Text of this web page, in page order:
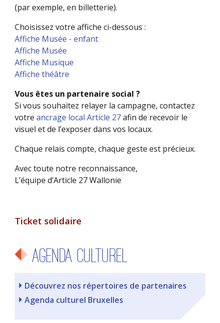
(par exemple, en billetterie).
Choisissez votre affiche ci-dessous :
Affiche Musée - enfant
Affiche Musée
Affiche Musique
Affiche théâtre
Vous êtes un partenaire social ?
Si vous souhaitez relayer la campagne, contactez
votre ancrage local Article 27afin de recevoir le
visuel et de l’exposer dans vos locaux.
Chaque relais compte, chaque geste est précieux.
Avec toute notre reconnaissance,
L’équipe d’Article 27 Wallonie
Ticket solidaire
Agenda culturel
Découvrez nos répertoires de partenaires
Agenda culturel Bruxelles